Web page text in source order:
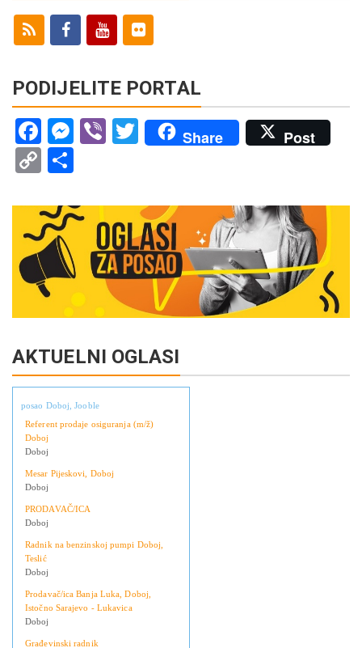
PODIJELITE PORTAL
Facebook
Messenger
ViberTwitter
Share Post
Copy
AKTUELNI OGLASI
posao Doboj, Jooble
Referent prodaje osiguranja (m/ž)
Doboj
Doboj
Mesar Pijeskovi, Doboj
Doboj
PRODAVAČ/ICA
Doboj
Radnik na benzinskoj pumpi Doboj,
Teslić
Doboj
Prodavač/ica Banja Luka, Doboj,
Istočno Sarajevo - Lukavica
Doboj
Građevinski radnik